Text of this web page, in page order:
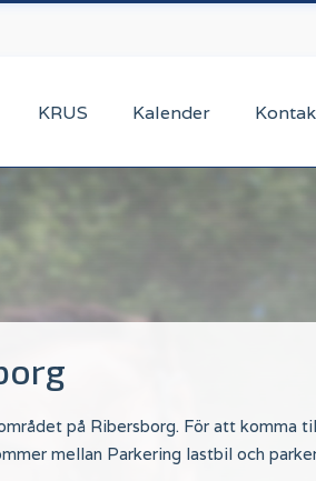
KRUS Kalender
på Ribersborg. För att komma
mellan Parkering lastbil och